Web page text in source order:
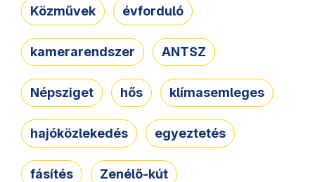
Közművek évforduló
kamerarendszer ANTSZ
Népsziget hős klímasemleges
hajóközlekedés egyeztetés
fásítés Zenélő-kút